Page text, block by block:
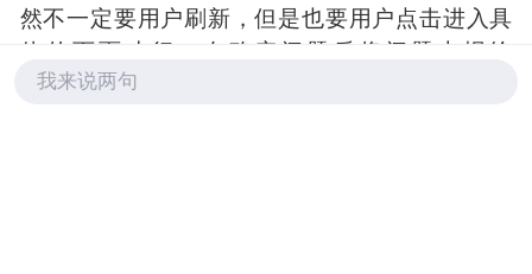
然不一定要用户刷新，但是也要用户点击进入具
msrc，微软已经对控制台这个消耗资源的问题进
我来说两句